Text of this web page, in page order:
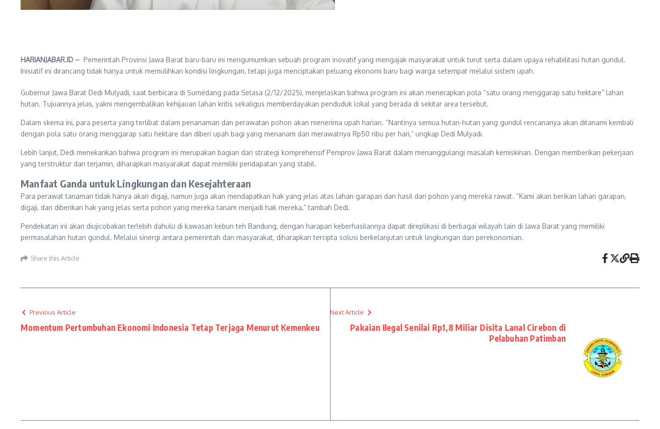
HARIANJABAR.ID – Pemerintah Provinsi Jawa Barat baru-baru ini mengumumkan sebuah program inovatif yang mengajak masyarakat untuk turut serta dalam upaya rehabilitasi hutan gundul.
Inisiatif ini dirancang tidak hanya untuk memulihkan kondisi lingkungan, tetapi juga menciptakan peluang ekonomi baru bagi warga setempat melalui sistem upah.
Gubernur Jawa Barat Dedi Mulyadi, saat berbicara di Sumedang pada Selasa (2/12/2025), menjelaskan bahwa program ini akan menerapkan pola “satu orang menggarap satu hektare” lahan
hutan. Tujuannya jelas, yakni mengembalikan kehijauan lahan kritis sekaligus memberdayakan penduduk lokal yang berada di sekitar area tersebut.
Dalam skema ini, para peserta yang terlibat dalam penanaman dan perawatan pohon akan menerima upah harian. “Nantinya semua hutan-hutan yang gundul rencananya akan ditanami kembali
dengan pola satu orang menggarap satu hektare dan diberi upah bagi yang menanam dan merawatnya Rp50 ribu per hari,” ungkap Dedi Mulyadi.
Lebih lanjut, Dedi menekankan bahwa program ini merupakan bagian dari strategi komprehensif Pemprov Jawa Barat dalam menanggulangi masalah kemiskinan. Dengan memberikan pekerjaan
yang terstruktur dan terjamin, diharapkan masyarakat dapat memiliki pendapatan yang stabil.
Manfaat Ganda untuk Lingkungan dan Kesejahteraan
Para perawat tanaman tidak hanya akan digaji, namun juga akan mendapatkan hak yang jelas atas lahan garapan dan hasil dari pohon yang mereka rawat. “Kami akan berikan lahan garapan,
digaji, dan diberikan hak yang jelas serta pohon yang mereka tanam menjadi hak mereka,” tambah Dedi.
Pendekatan ini akan diujicobakan terlebih dahulu di kawasan kebun teh Bandung, dengan harapan keberhasilannya dapat direplikasi di berbagai wilayah lain di Jawa Barat yang memiliki
permasalahan hutan gundul. Melalui sinergi antara pemerintah dan masyarakat, diharapkan tercipta solusi berkelanjutan untuk lingkungan dan perekonomian.
Share this Article
Previous Article
Momentum Pertumbuhan Ekonomi Indonesia Tetap Terjaga Menurut Kemenkeu
Next Article
Pakaian Ilegal Senilai Rp1,8 Miliar Disita Lanal Cirebon di
Pelabuhan Patimban